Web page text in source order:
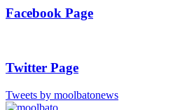
Facebook Page
Twitter Page
Tweets by moolbatonews